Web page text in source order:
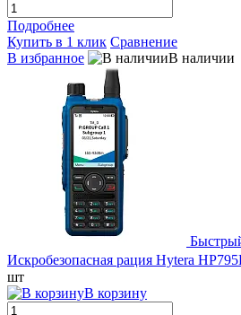
Подробнее
Купить в 1 клик Сравнение
В избранное
В наличии
Искробезопасная рация Hytera
шт
В корзину